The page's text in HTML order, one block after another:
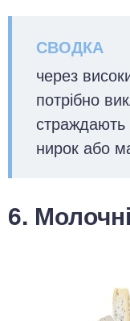
через
потрібно
страждають
нирок або
6.